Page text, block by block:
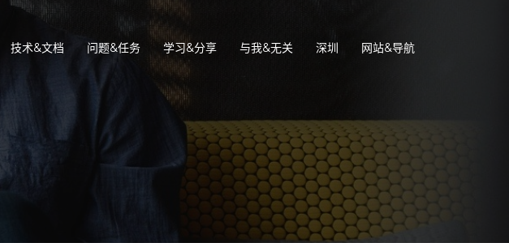
技术&文档 问题&任务 学习&分享 与我&无关 深圳 网站&导航